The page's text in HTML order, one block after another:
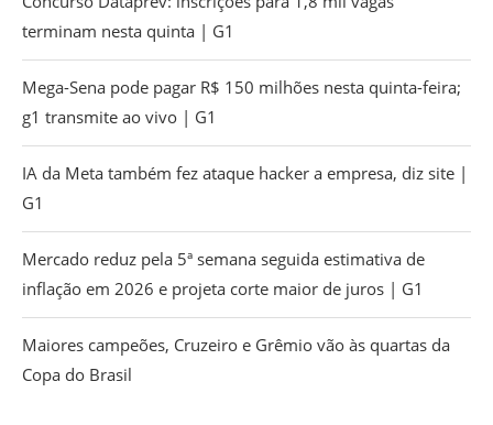
terminam nesta quinta | G1
Mega-Sena pode pagar R$ 150 milhões nesta quinta-feira;
g1 transmite ao vivo | G1
IA da Meta também fez ataque hacker a empresa, diz site |
G1
Mercado reduz pela 5ª semana seguida estimativa de
inflação em 2026 e projeta corte maior de juros | G1
Maiores campeões, Cruzeiro e Grêmio vão às quartas da
Copa do Brasil